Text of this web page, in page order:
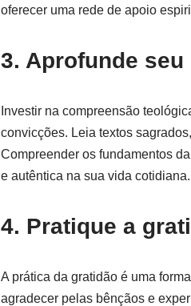
oferecer uma rede de apoio
3. Aprofunde
Investir na compreensão
convicções. Leia textos
Compreender os fundamentos
e autêntica na sua vida cotidiana.
4. Pratique a
A prática da gratidão é uma
agradecer pelas bênçãos e